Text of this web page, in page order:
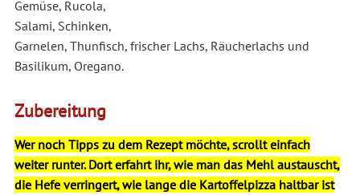
Gemüse, Rucola,
Salami, Schinken,
Garnelen, Thunfisch, frischer Lachs, Räucherlachs und
Basilikum, Oregano.
Zubereitung
Wer noch Tipps zu dem Rezept möchte, scrollt einfach
weiter runter. Dort erfahrt ihr, wie man das Mehl austauscht,
die Hefe verringert, wie lange die Kartoffelpizza haltbar ist